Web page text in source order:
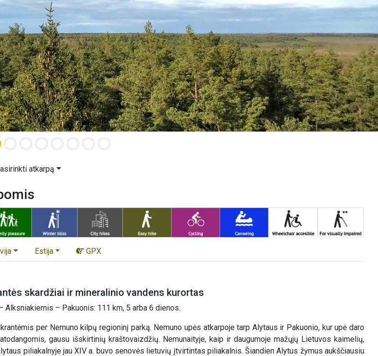
atkarpą
Estija GPX
skardžiai ir mineralinio vandens kurortas
– Pakuonis: 111 km, 5 arba 6 dienos.
per Nemuno kilpų regioninį parką. Nemuno upės atkarpoje tarp Alytaus ir Pakuonio, kur upė daro
gausu išskirtinių kraštovaizdžių. Nemunaityje, kaip ir daugumoje mažųjų Lietuvos kaimelių,
piliakalnyje jau XIV a. buvo senovės lietuvių įtvirtintas piliakalnis. Šiandien Alytus žymus aukščiausiu